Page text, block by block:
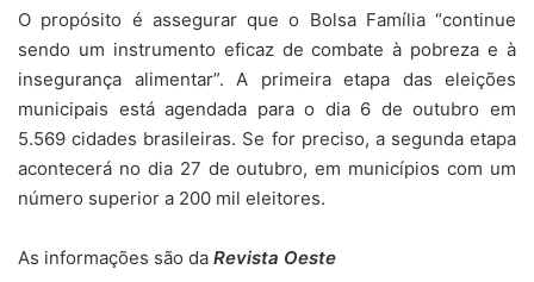
O propósito é assegurar que o Bolsa Família “continue
sendo um instrumento eficaz de combate à pobreza e à
insegurança alimentar”. A primeira etapa das eleições
municipais está agendada para o dia 6 de outubro em
5.569 cidades brasileiras. Se for preciso, a segunda etapa
acontecerá no dia 27 de outubro, em municípios com um
número superior a 200 mil eleitores.
As informações são da Revista Oeste